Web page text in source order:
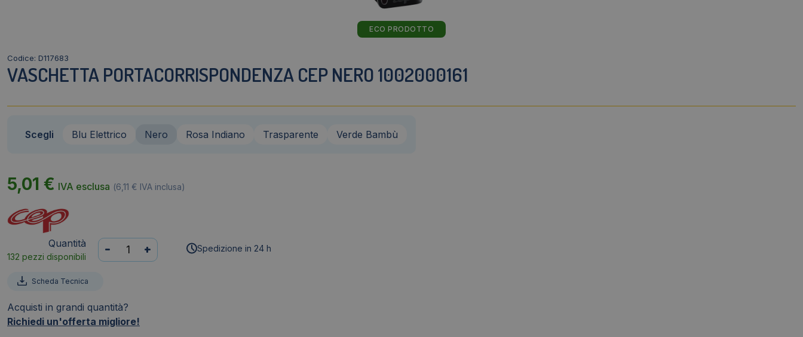
ECO PRODOTTO
Codice: D117683
VASCHETTA PORTACORRISPONDENZA CEP NERO 1002000161
Scegli Blu Elettrico Nero Rosa Indiano Trasparente Verde Bambù
5,01 € IVA esclusa (6,11 € IVA inclusa)
Quantità
132 pezzi disponibili
Vaschetta
portacorrispondenza
1002000161
quantità
- + Spedizione in 24 h
Scheda Tecnica
Acquisti in grandi quantità?
Richiedi un'offerta migliore!